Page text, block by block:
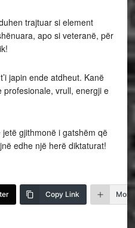
trajtuar si element
apo si veteranë, për
japin ende atdheut. Kanë
vrull, energji e
gjithmonë i gatshëm që
edhe një herë diktaturat!
Copy Link More